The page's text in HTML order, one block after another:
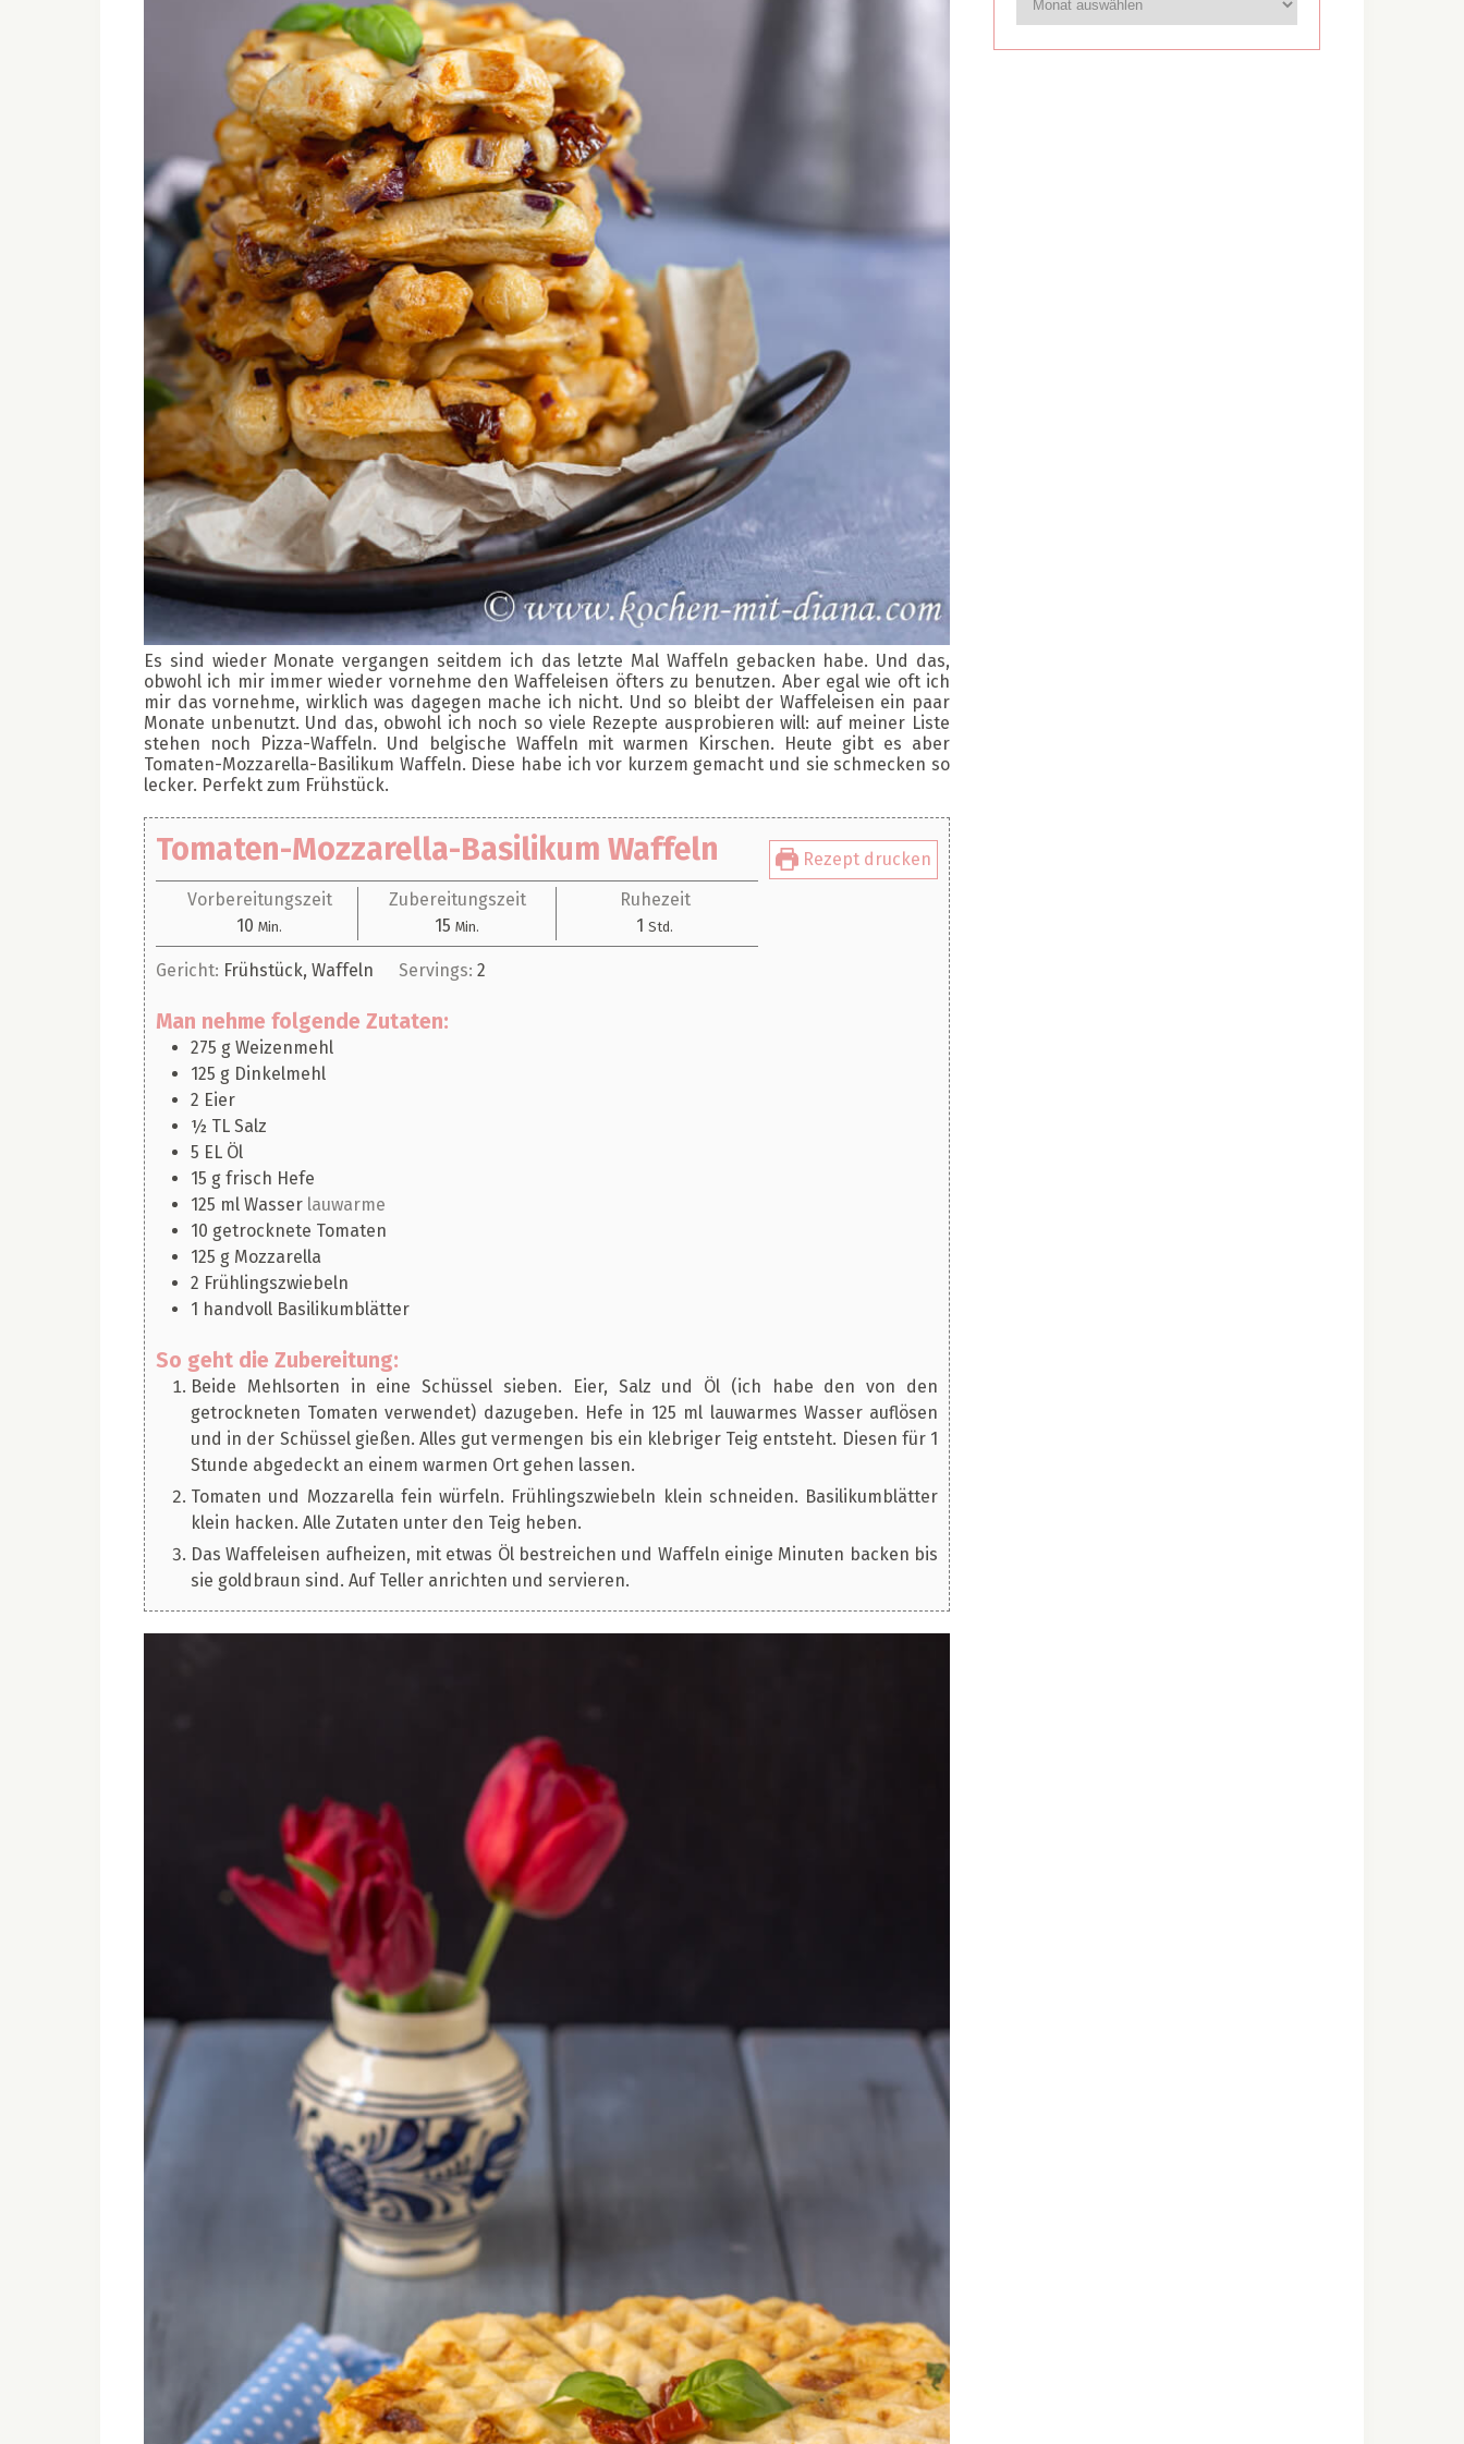
Es sind wieder Monate vergangen seitdem ich das letzte Mal Waffeln gebacken habe. Und das,
obwohl ich mir immer wieder vornehme den Waffeleisen öfters zu benutzen. Aber egal wie oft ich
mir das vornehme, wirklich was dagegen mache ich nicht. Und so bleibt der Waffeleisen ein paar
Monate unbenutzt. Und das, obwohl ich noch so viele Rezepte ausprobieren will: auf meiner Liste
stehen noch Pizza-Waffeln. Und belgische Waffeln mit warmen Kirschen. Heute gibt es aber
Tomaten-Mozzarella-Basilikum Waffeln. Diese habe ich vor kurzem gemacht und sie schmecken so
lecker. Perfekt zum Frühstück.
Rezept drucken
Tomaten-Mozzarella-Basilikum Waffeln
Vorbereitungszeit
10 Minuten
Min.
Zubereitungszeit
15 Minuten
Min.
Ruhezeit
1 Stunde
Std.
Gericht: Frühstück, Waffeln Servings:2
Man nehme folgende Zutaten:
275 g Weizenmehl
125 g Dinkelmehl
2 Eier
½ TL Salz
5 EL Öl
15 g frisch Hefe
125 ml Wasser lauwarme
10 getrocknete Tomaten
125 g Mozzarella
2 Frühlingszwiebeln
1 handvoll Basilikumblätter
So geht die Zubereitung:
Beide Mehlsorten in eine Schüssel sieben. Eier, Salz und Öl (ich habe den von den
getrockneten Tomaten verwendet) dazugeben. Hefe in 125 ml lauwarmes Wasser auflösen
und in der Schüssel gießen. Alles gut vermengen bis ein klebriger Teig entsteht. Diesen für 1
Stunde abgedeckt an einem warmen Ort gehen lassen.
Tomaten und Mozzarella fein würfeln. Frühlingszwiebeln klein schneiden. Basilikumblätter
klein hacken. Alle Zutaten unter den Teig heben.
Das Waffeleisen aufheizen, mit etwas Öl bestreichen und Waffeln einige Minuten backen bis
sie goldbraun sind. Auf Teller anrichten und servieren.